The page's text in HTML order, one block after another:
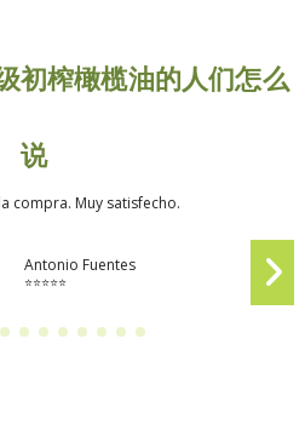
初榨橄榄油的人们怎么
说
compra. Muy satisfecho.
Antonio Fuentes
⭐⭐⭐⭐⭐